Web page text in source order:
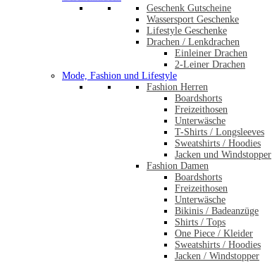
Geschenk Gutscheine
Wassersport Geschenke
Lifestyle Geschenke
Drachen / Lenkdrachen
Einleiner Drachen
2-Leiner Drachen
Mode, Fashion und Lifestyle
Fashion Herren
Boardshorts
Freizeithosen
Unterwäsche
T-Shirts / Longsleeves
Sweatshirts / Hoodies
Jacken und Windstopper
Fashion Damen
Boardshorts
Freizeithosen
Unterwäsche
Bikinis / Badeanzüge
Shirts / Tops
One Piece / Kleider
Sweatshirts / Hoodies
Jacken / Windstopper